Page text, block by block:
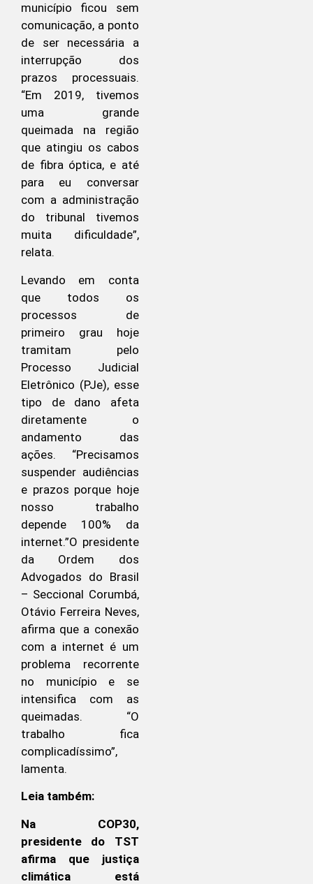
município ficou sem
comunicação, a ponto
de ser necessária a
interrupção dos
prazos processuais.
“Em 2019, tivemos
uma grande
queimada na região
que atingiu os cabos
de fibra óptica, e até
para eu conversar
com a administração
do tribunal tivemos
muita dificuldade”,
relata.
Levando em conta
que todos os
processos de
primeiro grau hoje
tramitam pelo
Processo Judicial
Eletrônico (PJe), esse
tipo de dano afeta
diretamente o
andamento das
ações. “Precisamos
suspender audiências
e prazos porque hoje
nosso trabalho
depende 100% da
internet.”O presidente
da Ordem dos
Advogados do Brasil
– Seccional Corumbá,
Otávio Ferreira Neves,
afirma que a conexão
com a internet é um
problema recorrente
no município e se
intensifica com as
queimadas. “O
trabalho fica
complicadíssimo”,
lamenta.
Leia também:
Na COP30,
presidente do TST
afirma que justiça
climática está